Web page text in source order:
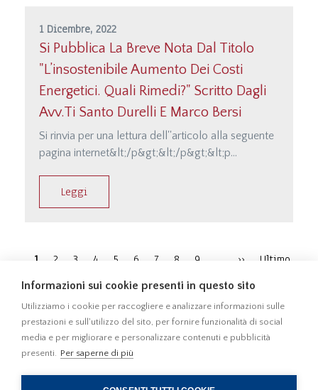
2023&quot;&gt;http://studiodamonte.it/…;
1 Dicembre, 2022
Si Pubblica La Breve Nota Dal Titolo
"L’insostenibile Aumento Dei Costi
Energetici. Quali Rimedi?" Scritto Dagli
Avv.ti Santo Durelli E Marco Bersi
Si rinvia per una lettura dell''articolo alla seguente
pagina internet&lt;/p&gt;&lt;/p&gt;&lt;p
href=&quot;http://studiodamonte.it/it/altre-
Leggi
Paginazione
Pagina
1 Page
2 Page
3 Page
4 Page
5 Page
6 Page
7 Page
8 Page
9
Pagina
››
Ultima
Ultimo
010 5701414 010 541355
Informazioni sui cookie presenti in questo sito
Utilizziamo i cookie per raccogliere e analizzare informazioni sulle
prestazioni e sull'utilizzo del sito, per fornire funzionalità di social
media e per migliorare e personalizzare contenuti e pubblicità
presenti. Per saperne di più